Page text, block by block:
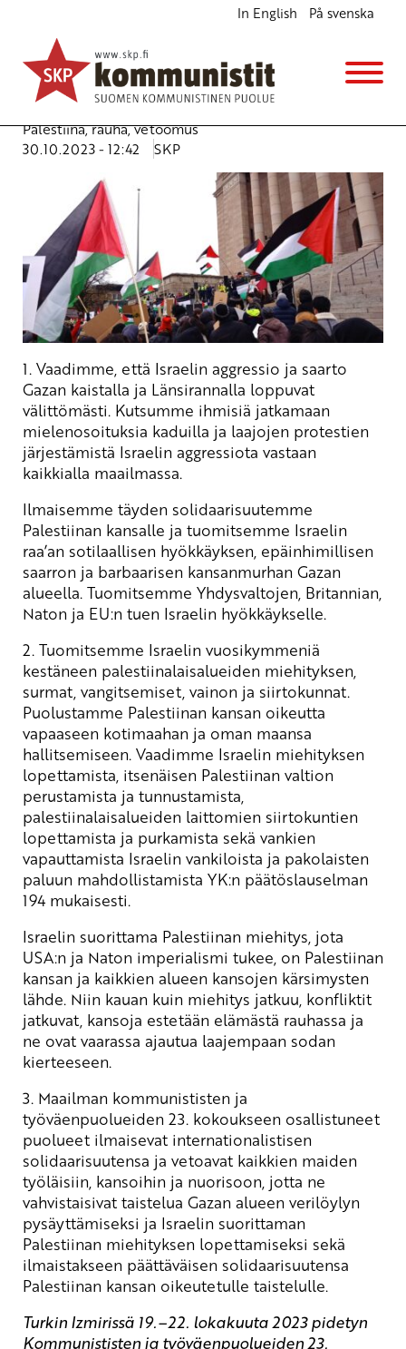
In English På svenska
Maailman kommunistiset ja työväenpuolueet
Palestiinan puolella
Ajankohtaista
Kannanotot
Avainsanat:Gaza,Israel,kommunistit,mielenosoitus
Palestiina,rauha,vetoomus
30.10.2023 - 12:42
SKP
1. Vaadimme, että Israelin aggressio ja saarto
Gazan kaistalla ja Länsirannalla loppuvat
välittömästi. Kutsumme ihmisiä jatkamaan
mielenosoituksia kaduilla ja laajojen protestien
järjestämistä Israelin aggressiota vastaan
kaikkialla maailmassa.
Ilmaisemme täyden solidaarisuutemme
Palestiinan kansalle ja tuomitsemme Israelin
raa’an sotilaallisen hyökkäyksen, epäinhimillisen
saarron ja barbaarisen kansanmurhan Gazan
alueella. Tuomitsemme Yhdysvaltojen, Britannian,
Naton ja EU:n tuen Israelin hyökkäykselle.
2. Tuomitsemme Israelin vuosikymmeniä
kestäneen palestiinalaisalueiden miehityksen,
surmat, vangitsemiset, vainon ja siirtokunnat.
Puolustamme Palestiinan kansan oikeutta
vapaaseen kotimaahan ja oman maansa
hallitsemiseen. Vaadimme Israelin miehityksen
lopettamista, itsenäisen Palestiinan valtion
perustamista ja tunnustamista,
palestiinalaisalueiden laittomien siirtokuntien
lopettamista ja purkamista sekä vankien
vapauttamista Israelin vankiloista ja pakolaisten
paluun mahdollistamista YK:n päätöslauselman
194 mukaisesti.
Israelin suorittama Palestiinan miehitys, jota
USA:n ja Naton imperialismi tukee, on Palestiinan
kansan ja kaikkien alueen kansojen kärsimysten
lähde. Niin kauan kuin miehitys jatkuu, konfliktit
jatkuvat, kansoja estetään elämästä rauhassa ja
ne ovat vaarassa ajautua laajempaan sodan
kierteeseen.
3. Maailman kommunististen ja
työväenpuolueiden 23. kokoukseen osallistuneet
puolueet ilmaisevat internationalistisen
solidaarisuutensa ja vetoavat kaikkien maiden
työläisiin, kansoihin ja nuorisoon, jotta ne
vahvistaisivat taistelua Gazan alueen verilöylyn
pysäyttämiseksi ja Israelin suorittaman
Palestiinan miehityksen lopettamiseksi sekä
ilmaistakseen päättäväisen solidaarisuutensa
Palestiinan kansan oikeutetulle taistelulle.
Turkin Izmirissä 19.–22. lokakuuta 2023 pidetyn
Kommunististen ja työväenpuolueiden 23.